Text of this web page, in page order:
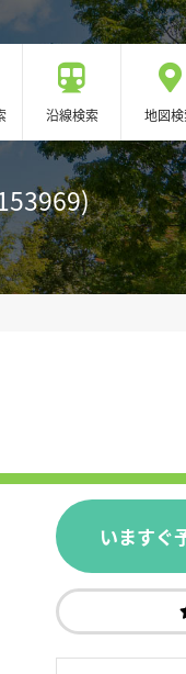
沿線検索 地図
いますぐ